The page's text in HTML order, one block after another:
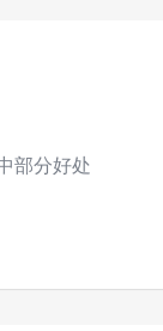
部分好处